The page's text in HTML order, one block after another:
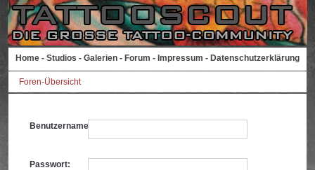
Home - Studios - Galerien - Forum - Impressum - Datenschutzerklärung
Foren-Übersicht
Benutzername:
Passwort: